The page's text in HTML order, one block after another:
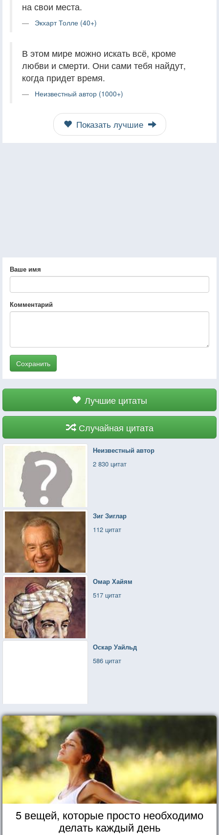
на свои места.
Экхарт Толле (40+)
В этом мире можно искать всё, кроме
любви и смерти. Они сами тебя найдут,
когда придет время.
Неизвестный автор (1000+)
Показать лучшие
Ваше имя
Комментарий
Сохранить
Лучшие цитаты
Случайная цитата
Неизвестный автор
2 830 цитат
Зиг Зиглар
112 цитат
Омар Хайям
517 цитат
Оскар Уайльд
586 цитат
5 вещей, которые просто необходимо
делать каждый день